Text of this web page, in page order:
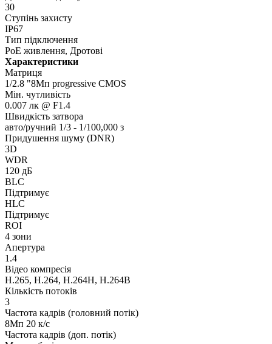
30
Ступінь захисту
IP67
Тип підключення
PoE живлення, Дротові
Характеристики
Матриця
1/2.8 "8Мп progressive CMOS
Мін. чутливість
0.007 лк @ F1.4
Швидкість затвора
авто/ручний 1/3 - 1/100,000 з
Придушення шуму (DNR)
3D
WDR
120 дБ
BLC
Підтримує
HLC
Підтримує
ROI
4 зони
Апертура
1.4
Відео компресія
H.265, H.264, H.264H, H.264B
Кількість потоків
3
Частота кадрів (головний потік)
8Мп 20 к/с
Частота кадрів (доп. потік)